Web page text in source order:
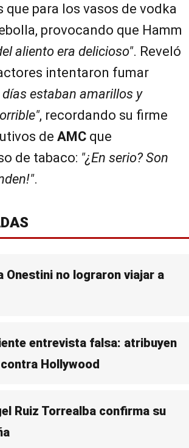
que para los vasos de vodka
provocando que Hamm
aliento era delicioso". Reveló
intentaron fumar
días estaban amarillos y
, recordando su firme
de AMC que
de tabaco: "¿En serio? Son
.
Onestini no lograron viajar a
entrevista falsa: atribuyen
Hollywood
Ruiz Torrealba confirma su